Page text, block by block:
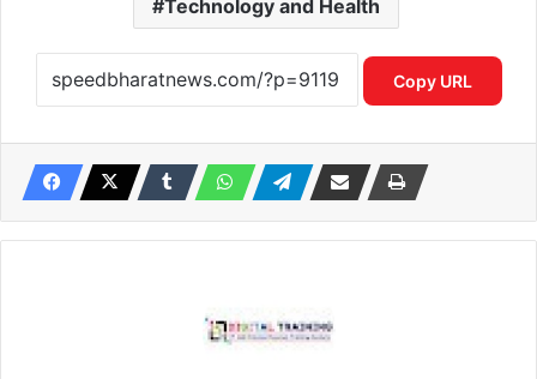
Technology and Health
Copy URL